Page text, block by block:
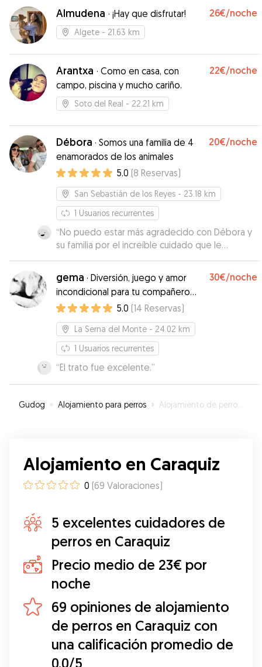
que dejar con alguien y ha sido todo un acierto,
sin duda volveremos a repetir.”
Almudena · ¡Hay que disfrutar! 26€/noche
Algete - 21.63 km
Arantxa · Como en casa, con
campo, piscina y mucho cariño.
22€/noche
Soto del Real - 22.21 km
Débora · Somos una familia de 4
enamorados de los animales
20€/noche
5.0 (8 Reservas)
San Sebastián de los Reyes - 23.18 km
1 Usuarios recurrentes
“No puedo estar más agradecido con Débora y
su familia por el increíble cuidado que le
brindaron a mi perrita, Ada. Desde el primer
momento, la comunicación fue muy fácil y
agradable. A pesar de no conocerles
previamente, supe desde el primer contacto
que Ada estaría en buenas manos. Ha sido una
experiencia excelente, y sin duda me encantaría
contar con Débora en el futuro cuando necesite
que alguien cuide de Ada.
gema · Diversión, juego y amor
incondicional para tu compañero
perruno
30€/noche
5.0 (14 Reservas)
La Serna del Monte - 24.02 km
1 Usuarios recurrentes
“El trato fue excelente.”
Gudog » Alojamiento para perros » Alojamiento de perros en Caraquiz
Alojamiento en Caraquiz
0 (69 Valoraciones)
5 excelentes cuidadores de
perros en Caraquiz
Precio medio de 23€ por
noche
69 opiniones de alojamiento
de perros en Caraquiz con
una calificación promedio de
0.0/5